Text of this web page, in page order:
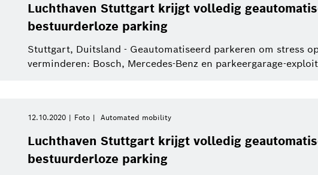
Luchthaven Stuttgart krijgt volledig
bestuurderloze parking
Stuttgart, Duitsland - Geautomatiseerd parkeren om stress
verminderen: Bosch, Mercedes-Benz en parkeergarage-
12.10.2020 Foto Automated mobility
Luchthaven Stuttgart krijgt volledig
bestuurderloze parking